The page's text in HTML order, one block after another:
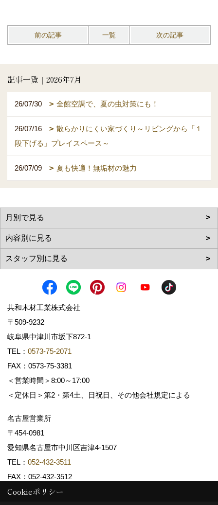
前の記事 一覧 次の記事
記事一覧｜2026年7月
26/07/30 全館空調で、夏の虫対策にも！
26/07/16
散らかりにくい家づくり～リビングから「１
段下げる」プレイスペース～
26/07/09 夏も快適！無垢材の魅力
共和木材工業株式会社
〒509-9232
岐阜県中津川市坂下872‐1
TEL： 0573-75-2071
FAX：0573-75-3381
＜営業時間＞8:00～17:00
＜定休日＞第2・第4土、日祝日、その他会社規定による
名古屋営業所
〒454-0981
愛知県名古屋市中川区吉津4-1507
TEL： 052-432-3511
FAX：052-432-3512
Cookieポリシー